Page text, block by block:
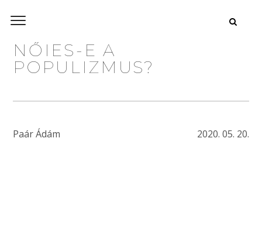
NŐIES-E A
POPULIZMUS?
Paár Ádám 2020. 05. 20.